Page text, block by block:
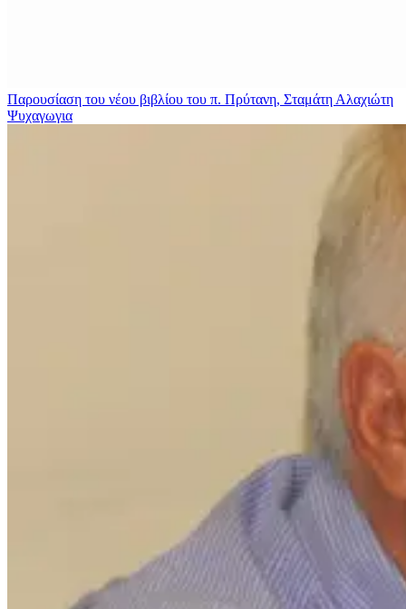
Παρουσίαση του νέου βιβλίου του π. Πρύτανη, Σταμάτη Αλαχιώτη
Ψυχαγωγια